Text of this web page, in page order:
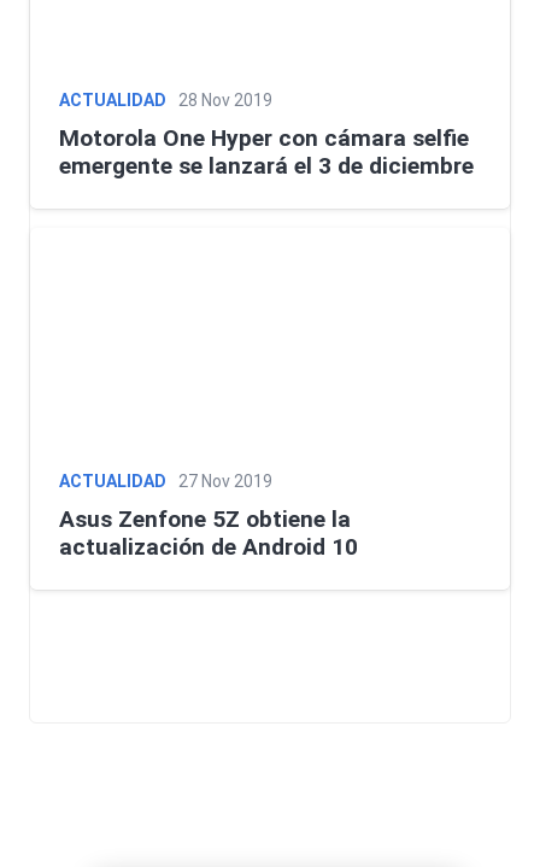
ACTUALIDAD 28 Nov 2019
Motorola One Hyper con cámara selfie
emergente se lanzará el 3 de diciembre
ACTUALIDAD 27 Nov 2019
Asus Zenfone 5Z obtiene la
actualización de Android 10